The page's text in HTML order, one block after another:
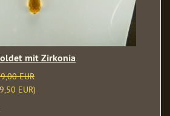
mit Zirkonia
EUR
EUR)